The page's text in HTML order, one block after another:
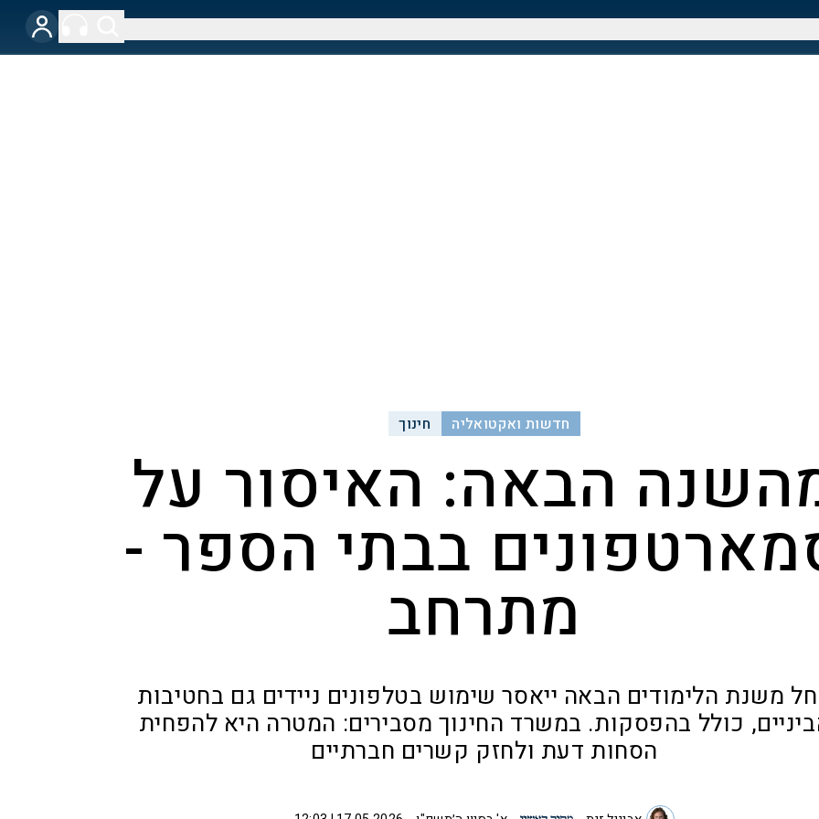
חדשות ואקטואליה חינוך
הבאה: האיסור על
בבתי הספר -
מתרחב
משנת הלימודים הבאה ייאסר שימוש בטלפונים ניידים גם בחטיבות
כולל בהפסקות. במשרד החינוך מסבירים: המטרה היא להפחית
הסחות דעת ולחזק קשרים חברתיים